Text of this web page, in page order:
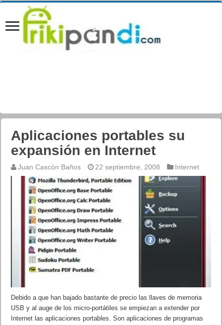
Aplicaciones portables su
expansión en Internet
Juan Cascón Baños 22 septiembre, 2008 Internet
Debido a que han bajado bastante de precio las llaves de memoria
USB y al auge de los micro-portátiles se empiezan a extender por
Internet las aplicaciones portables. Son aplicaciones de programas